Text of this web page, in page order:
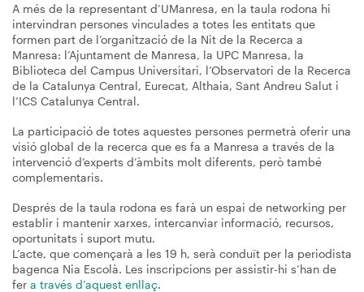
A més de la representant d’UManresa, en la taula rodona hi
intervindran persones vinculades a totes les entitats que
formen part de l’organització de la Nit de la Recerca a
Manresa: l’Ajuntament de Manresa, la UPC Manresa, la
Biblioteca del Campus Universitari, l’Observatori de la Recerca
de la Catalunya Central, Eurecat, Althaia, Sant Andreu Salut i
l’ICS Catalunya Central.
La participació de totes aquestes persones permetrà oferir una
visió global de la recerca que es fa a Manresa a través de la
intervenció d’experts d’àmbits molt diferents, però també
complementaris.
Després de la taula rodona es farà un espai de networking per
establir i mantenir xarxes, intercanviar informació, recursos,
oportunitats i suport mutu.
L’acte, que començarà a les 19 h, serà conduït per la periodista
bagenca Nia Escolà. Les inscripcions per assistir-hi s’han de
fer a través d’aquest enllaç.